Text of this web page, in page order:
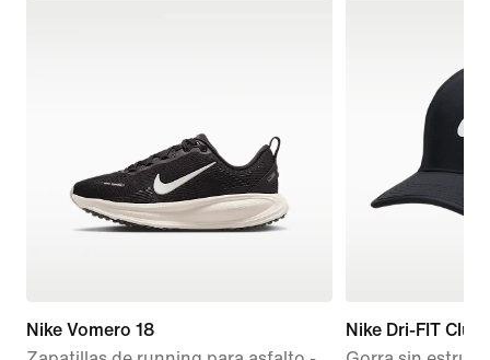
Nike Vomero 18
Nike Dri-FIT Club